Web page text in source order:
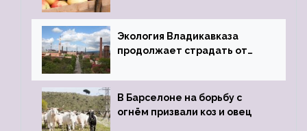
Экология Владикавказа
продолжает страдать от
В Барселоне на борьбу с
огнём призвали коз и овец